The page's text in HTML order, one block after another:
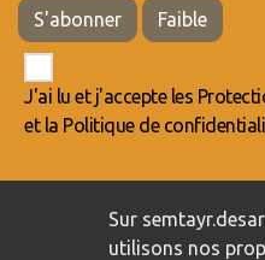
S'abonner Faible
J'ai lu et j'accepte les
et la Politique de
Politique de confidentialité
/
Sur
utilisons nos